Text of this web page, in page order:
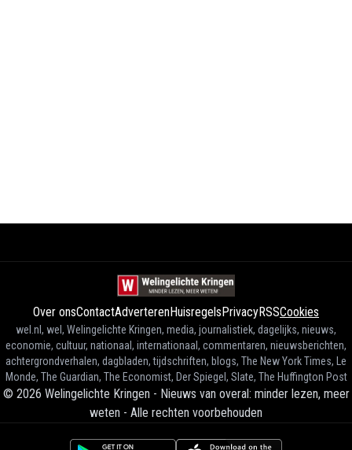
Over onsContactAdverterenHuisregelsPrivacyRSSCookies
wel.nl, wel, Welingelichte Kringen, media, journalistiek, dagelijks, nieuws,
economie, cultuur, nationaal, internationaal, commentaren, nieuwsberichten,
achtergrondverhalen, dagbladen, tijdschriften, blogs, The New York Times, Le
Monde, The Guardian, The Economist, Der Spiegel, Slate, The Huffington Post
© 2026 Welingelichte Kringen - Nieuws van overal: minder lezen, meer
weten - Alle rechten voorbehouden